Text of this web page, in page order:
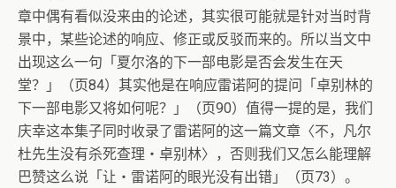
章中偶有看似没来由的论述，其实很可能就是针对当时背
景中，某些论述的响应、修正或反驳而来的。所以当文中
出现这么一句「夏尔洛的下一部电影是否会发生在天
堂？」（页84）其实他是在响应雷诺阿的提问「卓别林的
下一部电影又将如何呢？」（页90）值得一提的是，我们
庆幸这本集子同时收录了雷诺阿的这一篇文章〈不，凡尔
杜先生没有杀死查理‧卓别林〉，否则我们又怎么能理解
巴赞这么说「让‧雷诺阿的眼光没有出错」（页73）。